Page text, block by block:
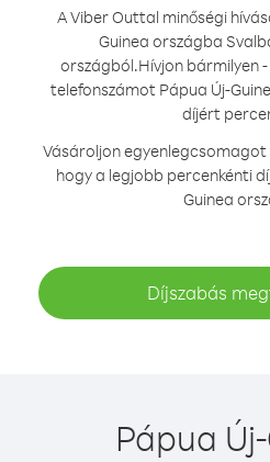
A Viber Outtal minőségi
Guinea országba
országból.Hívjon bármilyen
telefonszámot Pápua Új-
díjért
Vásároljon
hogy a legjobb percenkénti
Guinea
Díjszabás
Pápua